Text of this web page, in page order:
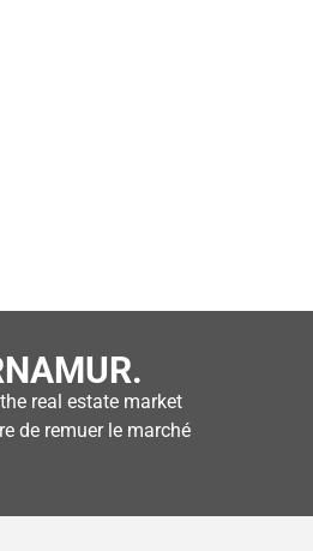
real estate market
de remuer le marché